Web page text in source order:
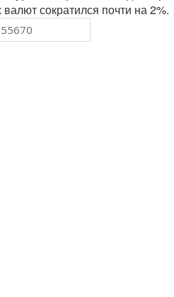
сократился почти на 2%.